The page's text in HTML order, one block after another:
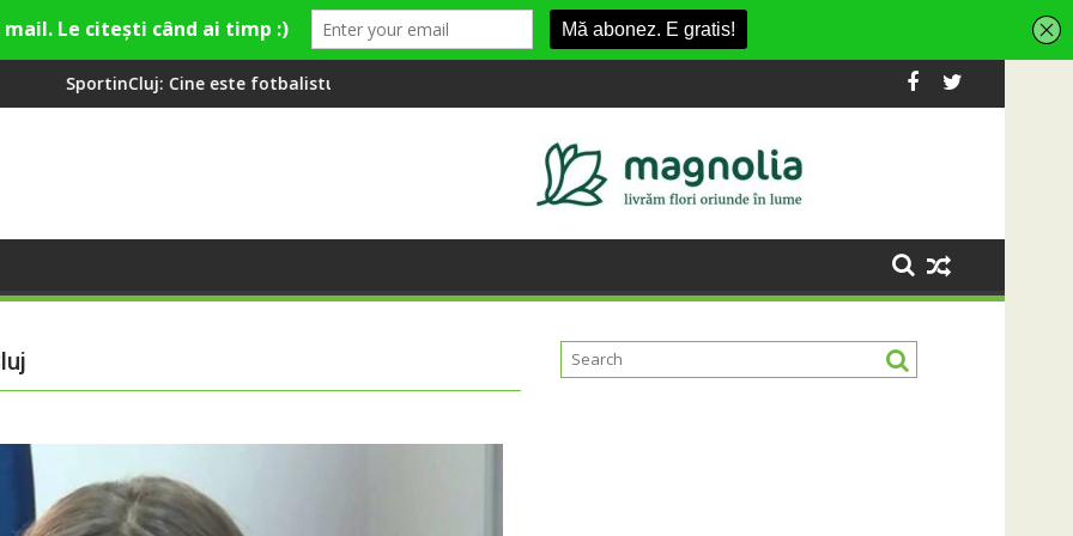
cu două diplome care a învățat româna la 2 ani
Compania de Apă Someș, campioană la dezvoltarea infrastructurii de apă și canalizare
Universitatea Cluj a câștigat partida